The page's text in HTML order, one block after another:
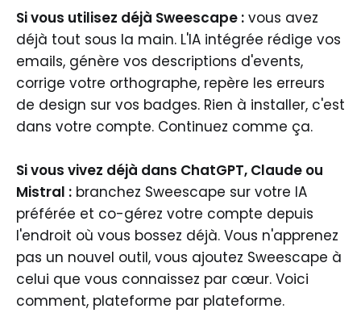
Si vous utilisez déjà Sweescape : vous avez
déjà tout sous la main. L'IA intégrée rédige vos
emails, génère vos descriptions d'events,
corrige votre orthographe, repère les erreurs
de design sur vos badges. Rien à installer, c'est
dans votre compte. Continuez comme ça.
Si vous vivez déjà dans ChatGPT, Claude ou
Mistral : branchez Sweescape sur votre IA
préférée et co-gérez votre compte depuis
l'endroit où vous bossez déjà. Vous n'apprenez
pas un nouvel outil, vous ajoutez Sweescape à
celui que vous connaissez par cœur. Voici
comment, plateforme par plateforme.